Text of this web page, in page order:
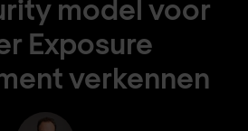
model voor
Exposure
verkennen
Richard Landman